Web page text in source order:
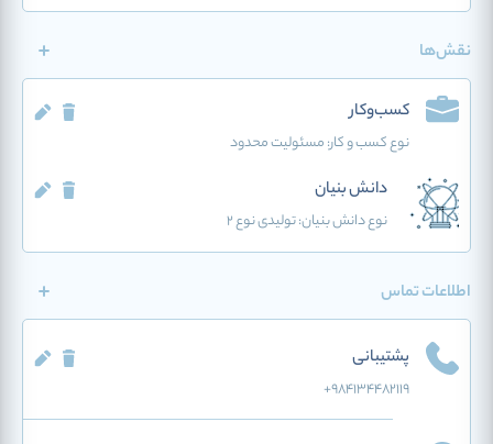
نقش‌ها
کسب‌وکار
نوع کسب و کار:مسئولیت محدود
دانش بنیان
نوع دانش بنیان: تولیدی نوع 2
اطلاعات تماس
پشتیبانی
+984134482119